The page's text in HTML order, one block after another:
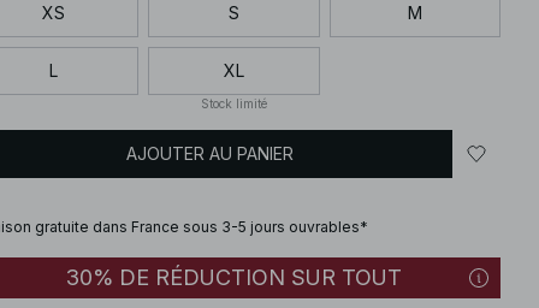
XS S M
L XL
Stock limité
AJOUTER AU PANIER
gratuite dans France sous 3-5 jours ouvrables*
30% DE RÉDUCTION SUR TOUT